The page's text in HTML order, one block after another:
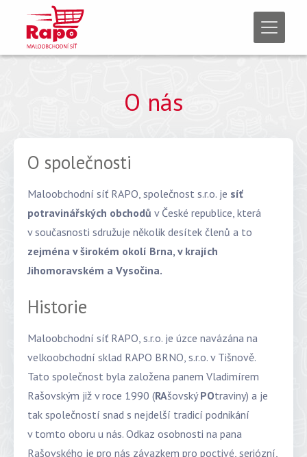
Rapo maloobchodní síť
O nás
O společnosti
Maloobchodní síť RAPO, společnost s.r.o. je síť
potravinářských obchodů v České republice, která
v současnosti sdružuje několik desítek členů a to
zejména v širokém okolí Brna, v krajích
Jihomoravském a Vysočina.
Historie
Maloobchodní síť RAPO, s.r.o. je úzce navázána na
velkoobchodní sklad RAPO BRNO, s.r.o. v Tišnově.
Tato společnost byla založena panem Vladimírem
Rašovským již v roce 1990 (RAšovskýPOtraviny) a je
tak společností snad s nejdelší tradicí podnikání
v tomto oboru u nás. Odkaz osobnosti na pana
Rašovského je pro nás závazkem pro poctivé, seriózní,